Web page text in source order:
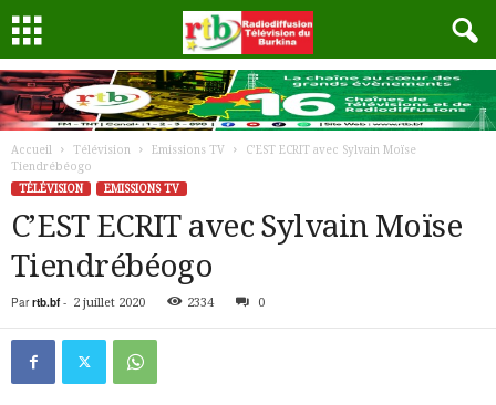
Accueil Télévision Emissions TV
C’EST ECRIT avec Sylvain Moïse
Tiendrébéogo
TÉLÉVISION
EMISSIONS TV
C’EST ECRIT avec Sylvain Moïse
Tiendrébéogo
Par rtb.bf- 2 juillet 2020 2334 0